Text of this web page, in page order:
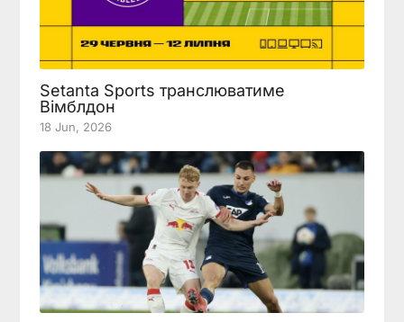
Setanta Sports транслюватиме
Вімблдон
18 Jun, 2026